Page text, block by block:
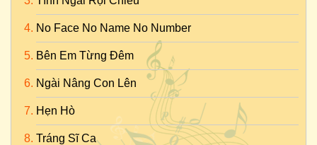
No Face No Name No Number
Bên Em Từng Đêm
Ngài Nâng Con Lên
Hẹn Hò
Tráng Sĩ Ca